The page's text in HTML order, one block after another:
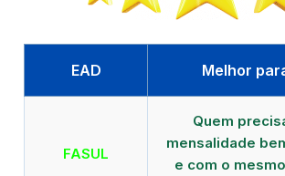
EAD Melhor
FASUL
Quem
mensalidade
e com o